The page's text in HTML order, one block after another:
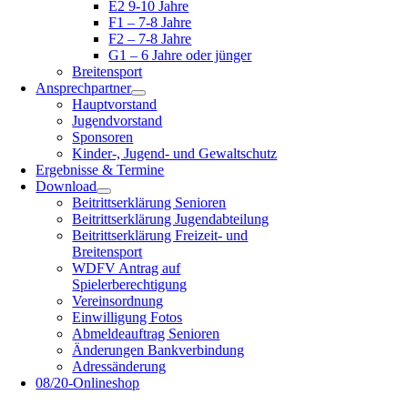
E2 9-10 Jahre
F1 – 7-8 Jahre
F2 – 7-8 Jahre
G1 – 6 Jahre oder jünger
Breitensport
Ansprechpartner
Hauptvorstand
Jugendvorstand
Sponsoren
Kinder-, Jugend- und Gewaltschutz
Ergebnisse & Termine
Download
Beitrittserklärung Senioren
Beitrittserklärung Jugendabteilung
Beitrittserklärung Freizeit- und
Breitensport
WDFV Antrag auf
Spielerberechtigung
Vereinsordnung
Einwilligung Fotos
Abmeldeauftrag Senioren
Änderungen Bankverbindung
Adressänderung
08/20-Onlineshop